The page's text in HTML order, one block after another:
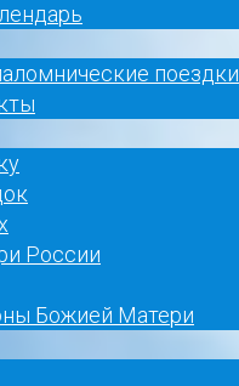
поездки
России
Божией Матери